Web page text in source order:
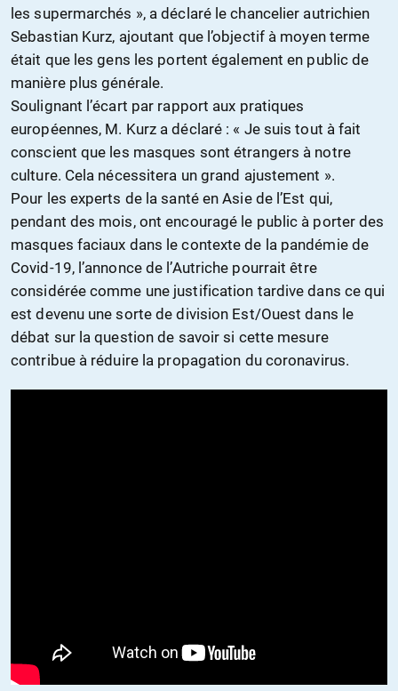
les supermarchés », a déclaré le chancelier autrichien
Sebastian Kurz, ajoutant que l’objectif à moyen terme
était que les gens les portent également en public de
manière plus générale.
Soulignant l’écart par rapport aux pratiques
européennes, M. Kurz a déclaré : « Je suis tout à fait
conscient que les masques sont étrangers à notre
culture. Cela nécessitera un grand ajustement ».
Pour les experts de la santé en Asie de l’Est qui,
pendant des mois, ont encouragé le public à porter des
masques faciaux dans le contexte de la pandémie de
Covid-19, l’annonce de l’Autriche pourrait être
considérée comme une justification tardivedans ce qui
est devenu une sorte de division Est/Ouest dans le
débat sur la question de savoir si cette mesure
contribue à réduire la propagation du coronavirus.